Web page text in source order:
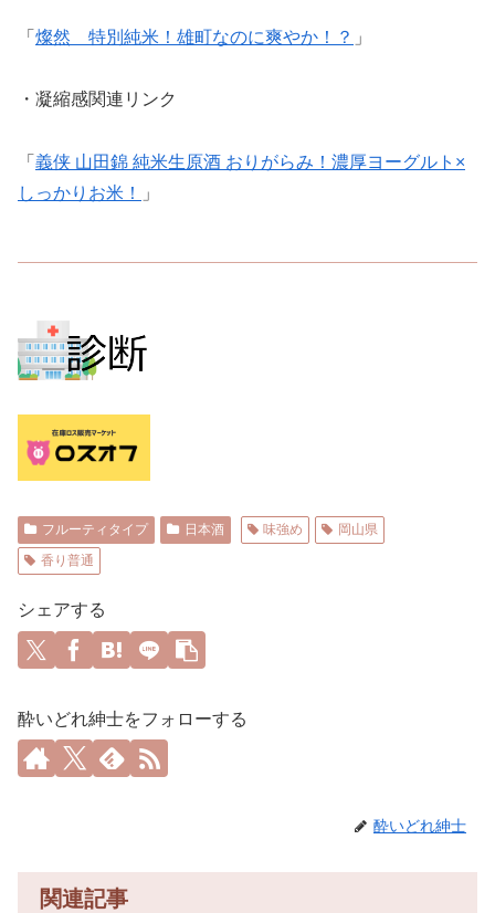
「 燦然 特別純米！雄町なのに爽やか！？ 」
・凝縮感関連リンク
「 義侠 山田錦 純米生原酒 おりがらみ！濃厚ヨーグルト×
しっかりお米！
」
フルーティタイプ 日本酒 味強め
岡山県
香り普通
シェアする
酔いどれ紳士をフォローする
酔いどれ紳士
関連記事